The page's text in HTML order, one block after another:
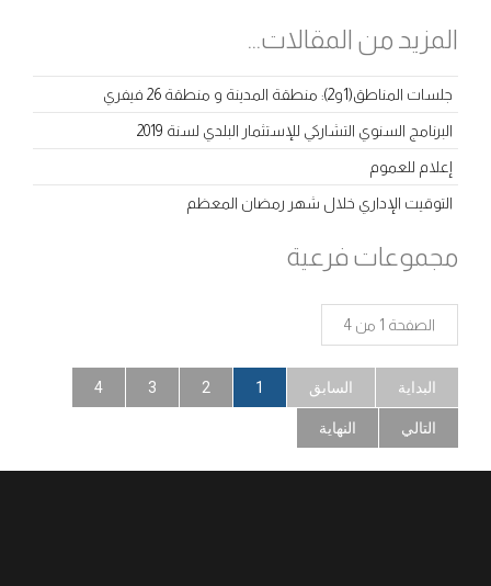
المزيد من المقالات...
جلسات المناطق(1و2): منطقة المدينة و منطقة 26 فيفري
البرنامج السنوي التشاركي للإستثمار البلدي لسنة 2019
إعلام للعموم
التوقيت الإداري خلال شهر رمضان المعظم
مجموعات فرعية
الصفحة 1 من 4
البداية السابق 1
2
3
4
التالي النهاية